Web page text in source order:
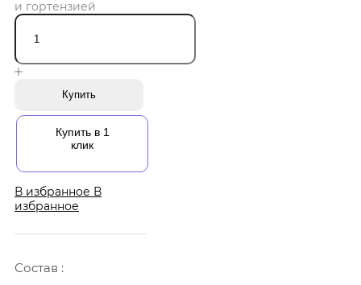
и гортензией
Купить
Купить в 1
клик
В избранное В
избранное
Состав :